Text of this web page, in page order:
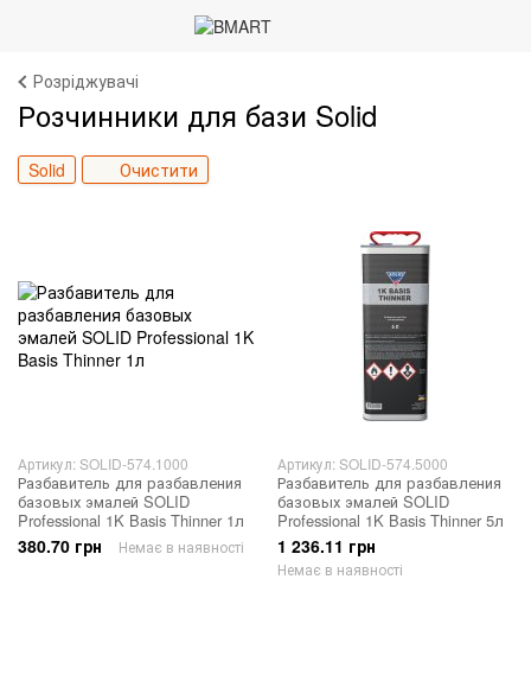
Розріджувачі
Розчинники для бази Solid
Solid Очистити
Артикул: SOLID-574.1000
Разбавитель для разбавления
базовых эмалей SOLID
Professional 1K Basis Thinner 1л
380.70 грн Немає в наявності
Артикул: SOLID-574.5000
Разбавитель для разбавления
базовых эмалей SOLID
Professional 1K Basis Thinner 5л
1 236.11 грн
Немає в наявності